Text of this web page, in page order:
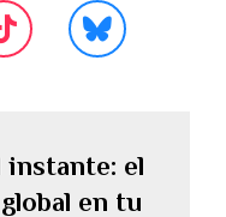
instante: el
en tu